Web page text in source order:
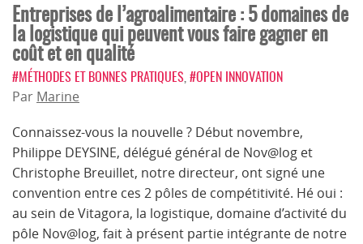
Entreprises de l’agroalimentaire : 5 domaines de
la logistique qui peuvent vous faire gagner en
coût et en qualité
#MÉTHODES ET BONNES PRATIQUES #OPEN INNOVATION
Par Marine
Connaissez-vous la nouvelle ? Début novembre,
Philippe DEYSINE, délégué général de Nov@log et
Christophe Breuillet, notre directeur, ont signé une
convention entre ces 2 pôles de compétitivité. Hé oui :
au sein de Vitagora, la logistique, domaine d’activité du
pôle Nov@log, fait à présent partie intégrante de notre